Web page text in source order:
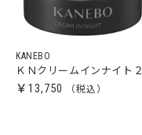
KANEBO
ＫＮクリームインナイト２
￥13,750